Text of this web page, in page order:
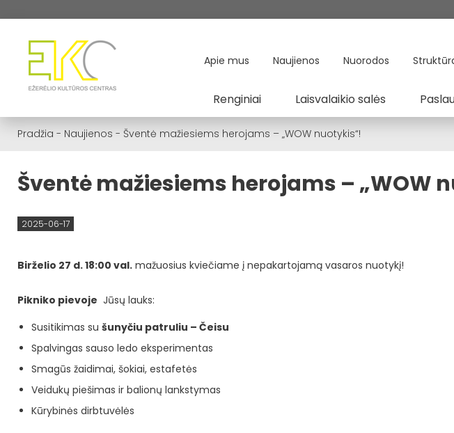
Apie mus Naujienos Nuorodos
Renginiai Laisvalaikio salės
Pradžia - Naujienos - Šventė mažiesiems herojams – „WOW nuotykis“!
Šventė mažiesiems herojams – „WOW
2025-06-17
Birželio 27 d. 18:00 val. mažuosius kviečiame į nepakartojamą vasaros nuotykį!
Pikniko pievoje Jūsų lauks:
Susitikimas su šunyčiu patruliu – Čeisu
Spalvingas sauso ledo eksperimentas
Smagūs žaidimai, šokiai, estafetės
Veidukų piešimas ir balionų lankstymas
Kūrybinės dirbtuvėlės